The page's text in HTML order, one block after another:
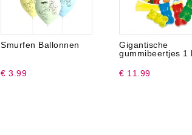
Smurfen Ballonnen
€ 3.99
Gigantische
gummibeertjes 1
€ 11.99